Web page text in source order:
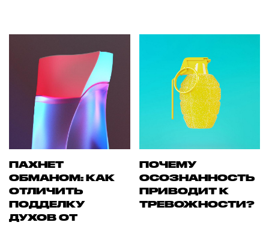
ПАХНЕТ
ОБМАНОМ: КАК
ОТЛИЧИТЬ
ПОДДЕЛКУ
ДУХОВ ОТ
ПОЧЕМУ
ОСОЗНАННОСТЬ
ПРИВОДИТ К
ТРЕВОЖНОСТИ?